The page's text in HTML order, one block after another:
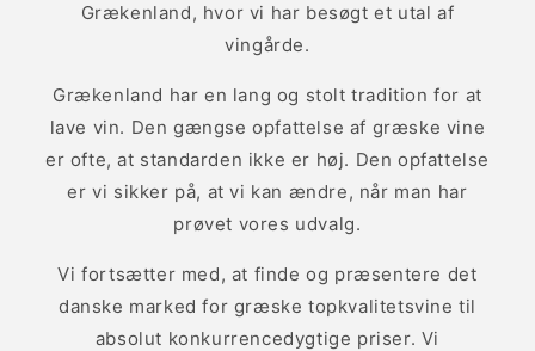
Grækenland, hvor vi har besøgt et utal af
vingårde.
Grækenland har en lang og stolt tradition for at
lave vin. Den gængse opfattelse af græske vine
er ofte, at standarden ikke er høj. Den opfattelse
er vi sikker på, at vi kan ændre, når man har
prøvet vores udvalg.
Vi fortsætter med, at finde og præsentere det
danske marked for græske topkvalitetsvine til
absolut konkurrencedygtige priser. Vi